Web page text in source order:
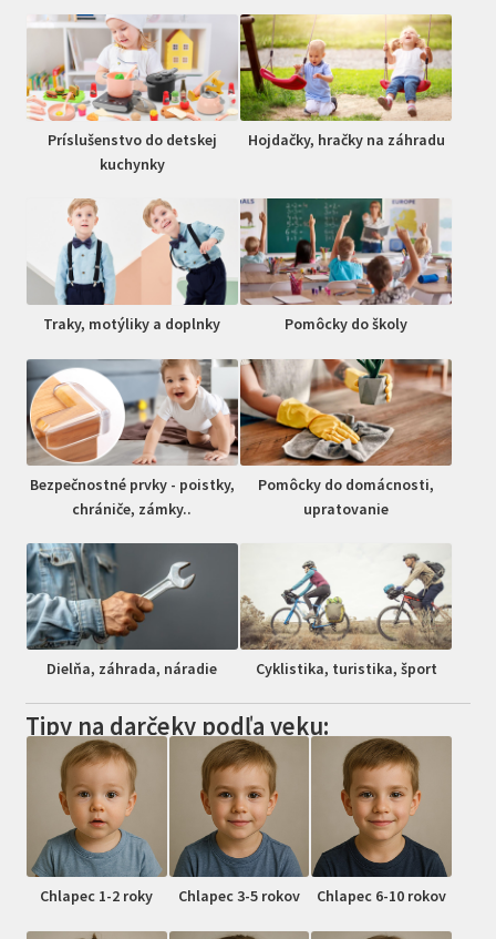
Príslušenstvo do detskej
kuchynky
Hojdačky, hračky na záhradu
Traky, motýliky a doplnky Pomôcky do školy
Bezpečnostné prvky - poistky,
chrániče, zámky..
Pomôcky do domácnosti,
upratovanie
Dielňa, záhrada, náradie Cyklistika, turistika, šport
Tipy na darčeky podľa veku:
Chlapec 1-2 roky Chlapec 3-5 rokov Chlapec 6-10 rokov